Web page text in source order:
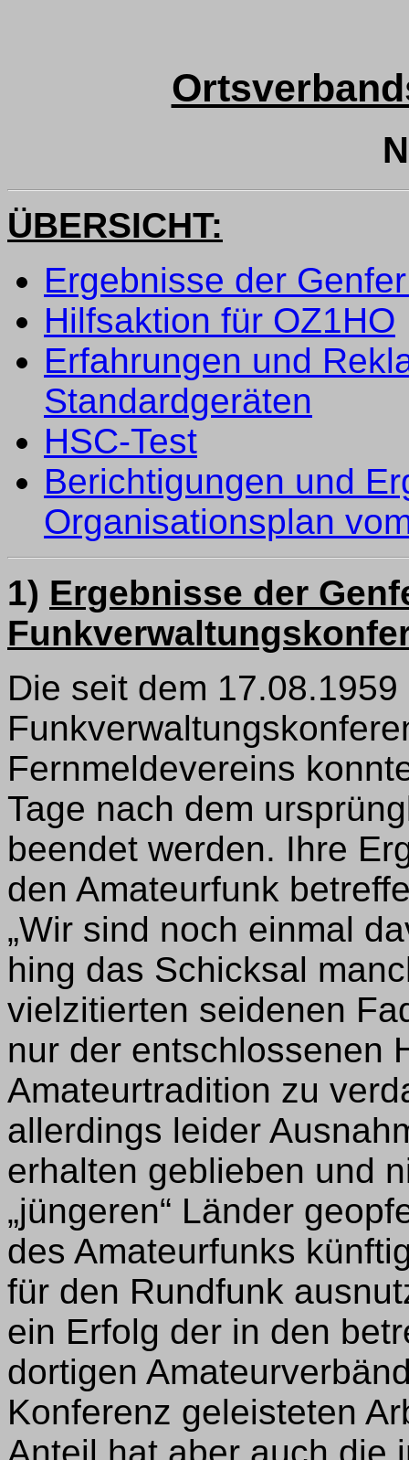
ÜBERSICHT:
Ergebnisse der
Hilfsaktion für OZ1HO
Erfahrungen und
Standardgeräten
HSC-Test
Berichtigungen und
Organisationsplan
1) Ergebnisse der
Die seit dem
Fernmeldevereins
Tage nach dem
beendet werden. Ihre
den Amateurfunk
„Wir sind noch einmal
hing das Schicksal
vielzitierten seidenen
nur der entschlossenen
Amateurtradition zu
allerdings leider
erhalten geblieben und
„jüngeren“ Länder
des Amateurfunks
für den Rundfunk
ein Erfolg der in den
dortigen
Konferenz geleisteten
Anteil hat aber auch die